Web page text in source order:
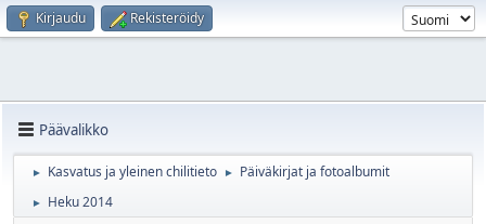
Kirjaudu Rekisteröidy
Päävalikko
► Kasvatus ja yleinen chilitieto ► Päiväkirjat ja fotoalbumit
► Heku 2014